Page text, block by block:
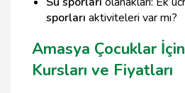
sporları aktiviteleri var mı?
Amasya Çocuklar
Kursları ve Fiyatları